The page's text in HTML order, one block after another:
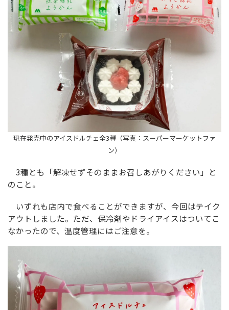
現在発売中のアイスドルチェ全3種（写真：スーパーマーケットファ
ン）
3種とも「解凍せずそのままお召しあがりください」と
のこと。
いずれも店内で食べることができますが、今回はテイク
アウトしました。ただ、保冷剤やドライアイスはついてこ
なかったので、温度管理にはご注意を。